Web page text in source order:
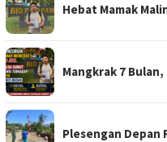
Hebat Mamak
Mangkrak 7
Plesengan Depan